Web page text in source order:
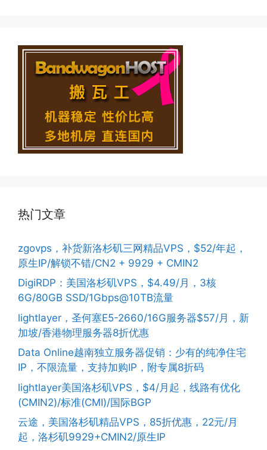
热门文章
zgovps，补货新洛杉矶三网精品VPS，$52/年起，
原生IP/解锁不错/CN2 + 9929 + CMIN2
DigiRDP：美国洛杉矶VPS，$4.49/月，3核
6G/80GB SSD/1Gbps@10TB流量
lightlayer，圣何塞E5-2660/16G服务器$57/月，新
加坡/香港物理服务器8折优惠
Data Online越南独立服务器促销：少有的纯净住宅
IP，不限流量，支持加购IP，附专属8折码
lightlayer美国洛杉矶VPS，$4/月起，线路有优化
(CMIN2)/标准(CMI)/国际BGP
云途，美国洛杉矶精品VPS，85折优惠，22元/月
起，洛杉矶9929+CMIN2/原生IP